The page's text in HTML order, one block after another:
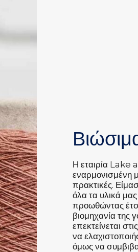
Η εταιρία Lake
εναρμονισμένη
πρακτικές.
όλα τα υλικά
προωθώντας
βιομηχανία της
επεκτείνεται
να
όμως να